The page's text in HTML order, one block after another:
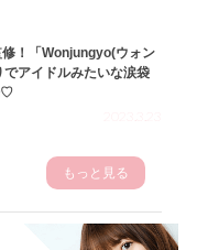
！「Wonjungyo(ウォン
アイドルみたいな涙袋
♡
もっと見る